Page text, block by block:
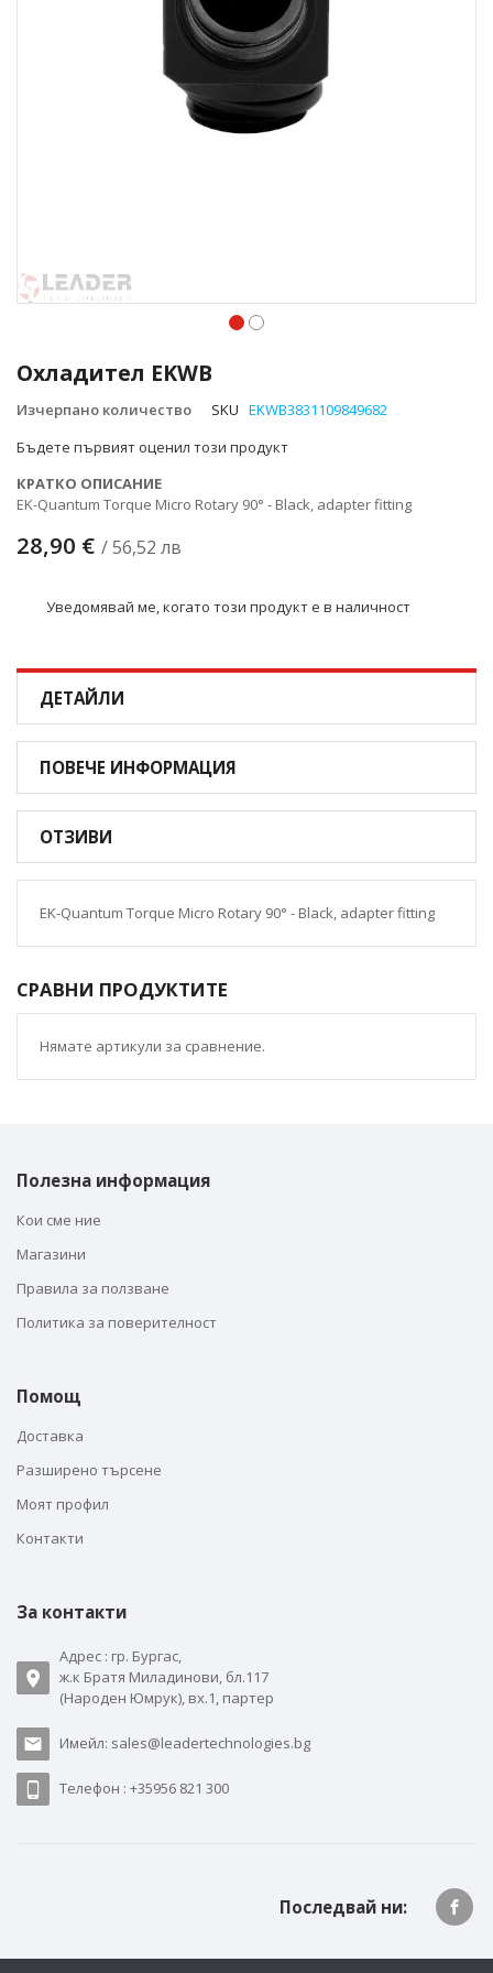
Охладител EKWB
Изчерпано количество SKU EKWB3831109849682
Бъдете първият оценил този продукт
КРАТКО ОПИСАНИЕ
EK-Quantum Torque Micro Rotary 90° - Black, adapter fitting
28,90 € / 56,52 лв
Уведомявай ме, когато този продукт е в наличност
към
началото
на
със
ДЕТАЙЛИ
ПОВЕЧЕ ИНФОРМАЦИЯ
ОТЗИВИ
EK-Quantum Torque Micro Rotary 90° - Black, adapter fitting
СРАВНИ ПРОДУКТИТЕ
Нямате артикули за сравнение.
Полезна информация
Кои сме ние
Магазини
Правила за ползване
Политика за поверителност
Помощ
Доставка
Разширено търсене
Моят профил
Контакти
За контакти
Адрес : гр. Бургас,
ж.к Братя Миладинови, бл.117
(Народен Юмрук), вх.1, партер
Имейл: sales@leadertechnologies.bg
Телефон : +35956 821 300
Последвай ни: